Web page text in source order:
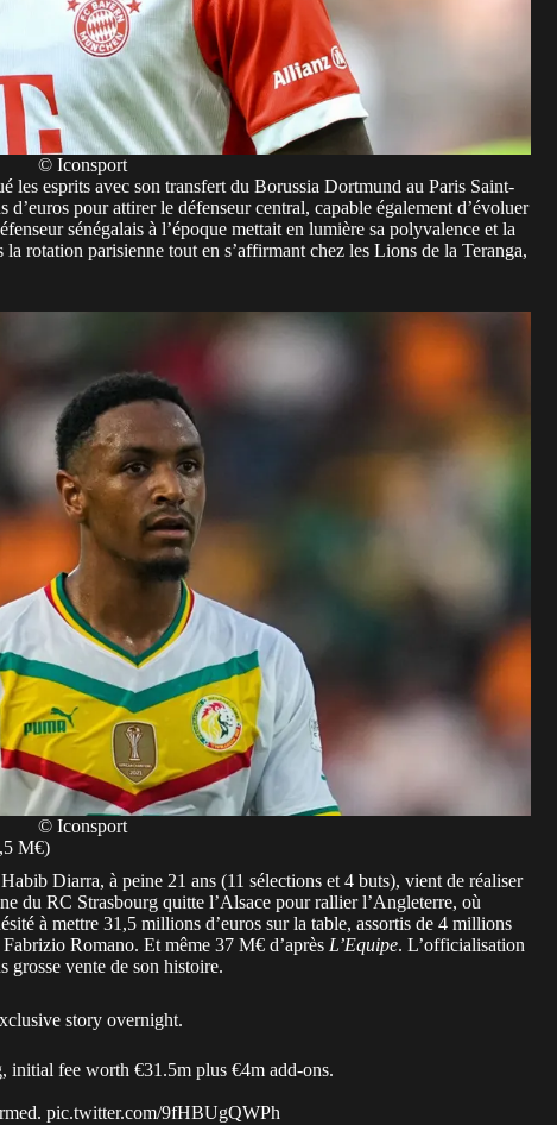
© Iconsport
les esprits avec son transfert du Borussia Dortmund au Paris Saint-
pour attirer le défenseur central, capable également d’évoluer
sénégalais à l’époque mettait en lumière sa polyvalence et la
rotation parisienne tout en s’affirmant chez les Lions de la Teranga,
© Iconsport
M€)
Diarra, à peine 21 ans (11 sélections et 4 buts), vient de réaliser
du RC Strasbourg quitte l’Alsace pour rallier l’Angleterre, où
à mettre 31,5 millions d’euros sur la table, assortis de 4 millions
Romano. Et même 37 M€ d’après L’Equipe. L’officialisation
grosse vente de son histoire.
story overnight.
initial fee worth €31.5m plus €4m add-ons.
pic.twitter.com/9fHBUgQWPh